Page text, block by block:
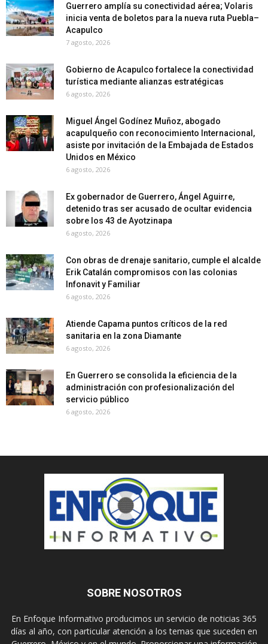
Guerrero amplía su conectividad aérea; Volaris
inicia venta de boletos para la nueva ruta Puebla–
Acapulco
7 agosto, 2026
Gobierno de Acapulco fortalece la conectividad
turística mediante alianzas estratégicas
6 agosto, 2026
Miguel Ángel Godínez Muñoz, abogado
acapulqueño con reconocimiento Internacional,
asiste por invitación de la Embajada de Estados
Unidos en México
6 agosto, 2026
Ex gobernador de Guerrero, Ángel Aguirre,
detenido tras ser acusado de ocultar evidencia
sobre los 43 de Ayotzinapa
6 agosto, 2026
Con obras de drenaje sanitario, cumple el alcalde
Erik Catalán compromisos con las colonias
Infonavit y Familiar
6 agosto, 2026
Atiende Capama puntos críticos de la red
sanitaria en la zona Diamante
6 agosto, 2026
En Guerrero se consolida la eficiencia de la
administración con profesionalización del
servicio público
6 agosto, 2026
SOBRE NOSOTROS
En Enfoque Informativo producimos un servicio de noticias 365
días al año, con particular atención a los temas que suceden en